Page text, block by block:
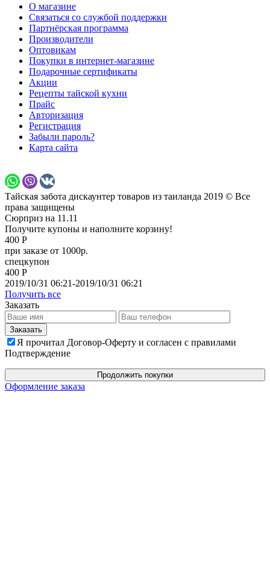
О магазине
Связаться со службой поддержки
Партнёрская программа
Производители
Оптовикам
Покупки в интернет-магазине
Подарочные сертификаты
Акции
Рецепты тайской кухни
Прайс
Авторизация
Регистрация
Забыли пароль?
Карта сайта
Тайская забота дискаунтер товаров из таиланда 2019 © Все
права защищены
Сюрприз на 11.11
Получите купоны и наполните корзину!
400 Р
при заказе от 1000р.
спецкупон
400 Р
2019/10/31 06:21-2019/10/31 06:21
Получить все
Заказать
Я прочитал Договор-Оферту и согласен с правилами
Подтверждение
Продолжить покупки
Оформление заказа